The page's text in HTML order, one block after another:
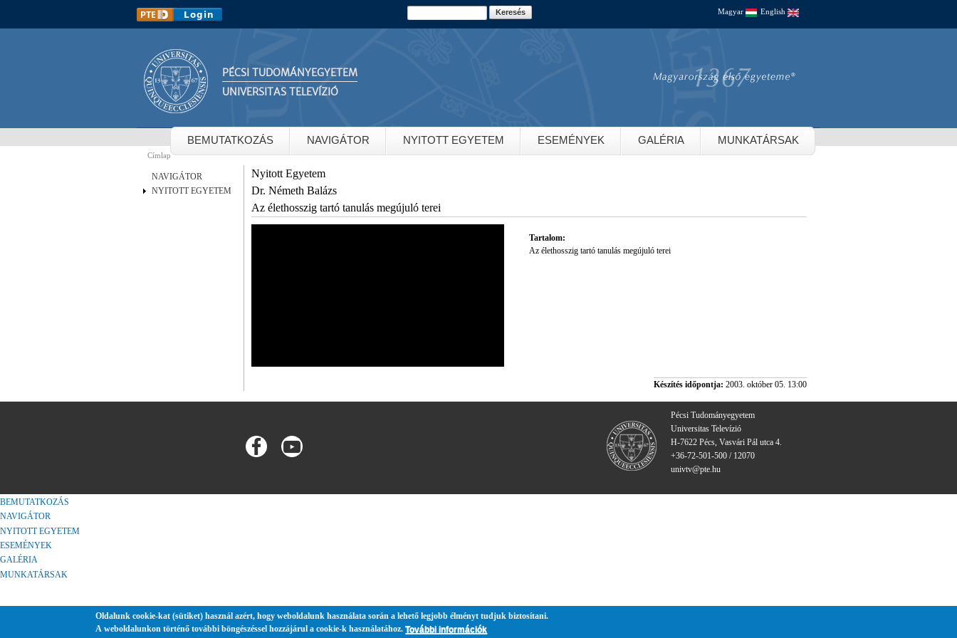
Ugrás a
tartalomra
Keresés űrlap Magyar English
PÉCSI TUDOMÁNYEGYETEM
UNIVERSITAS TELEVÍZIÓ
BEMUTATKOZÁS NAVIGÁTOR NYITOTT EGYETEM ESEMÉNYEK GALÉRIA MUNKATÁRSAK
Jelenlegi hely
Címlap
NAVIGÁTOR
NYITOTT EGYETEM
Nyitott Egyetem
Dr. Németh Balázs
Az élethosszig tartó tanulás megújuló terei
Tartalom:
Az élethosszig tartó tanulás megújuló terei
Készítés időpontja: 2003. október 05. 13:00
Pécsi Tudományegyetem
Universitas Televízió
H-7622 Pécs, Vasvári Pál utca 4.
+36-72-501-500 / 12070
univtv@pte.hu
BEMUTATKOZÁS
NAVIGÁTOR
NYITOTT EGYETEM
ESEMÉNYEK
GALÉRIA
MUNKATÁRSAK
Oldalunk cookie-kat (sütiket) használ azért, hogy weboldalunk használata során a lehető legjobb élményt tudjuk biztosítani.
A weboldalunkon történő további böngészéssel hozzájárul a cookie-k használatához. További információk